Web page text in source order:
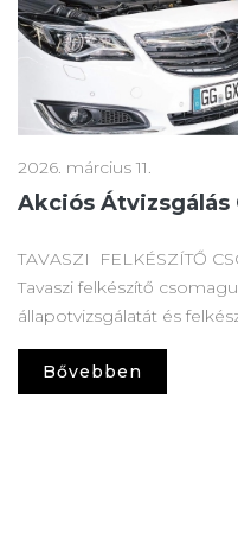
2026. március 11.
Akciós Átvizsgálás
TAVASZI FELKÉSZÍTŐ
Tavaszi felkészítő
állapotvizsgálatát és
Bővebben